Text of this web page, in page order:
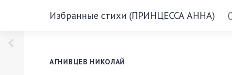
Избранные стихи (ПРИНЦЕССА АННА)
АГНИВЦЕВ НИКОЛАЙ